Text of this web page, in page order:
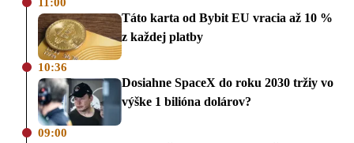
Táto karta od Bybit EU vracia až 10 %
z každej platby
10:36
Dosiahne SpaceX do roku 2030 tržiy vo
výške 1 bilióna dolárov?
09:00